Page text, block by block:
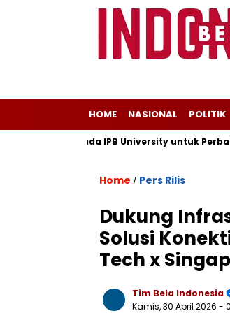
HOME NASIONAL POLITIK
Kepada IPB University untuk Perbaikan
Home / Pers Rilis
Dukung
Solusi
Tech x
Tim Bela Indonesia
Kamis, 30 April 2026 -